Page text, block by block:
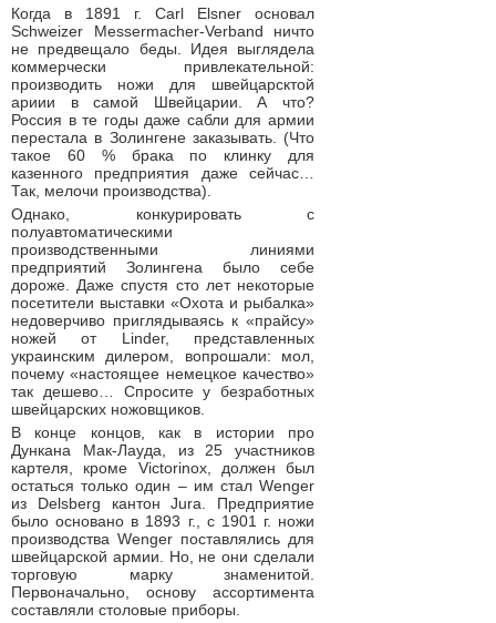
Когда в 1891 г. Carl Elsner основал
Schweizer Messermacher-Verband ничто
не предвещало беды. Идея выглядела
коммерчески привлекательной:
производить ножи для швейцарсктой
ариии в самой Швейцарии. А что?
Россия в те годы даже сабли для армии
перестала в Золингене заказывать. (Что
такое 60 % брака по клинку для
казенного предприятия даже сейчас…
Так, мелочи производства).
Однако, конкурировать с
полуавтоматическими
производственными линиями
предприятий Золингена было себе
дороже. Даже спустя сто лет некоторые
посетители выставки «Охота и рыбалка»
недоверчиво приглядываясь к «прайсу»
ножей от Linder, представленных
украинским дилером, вопрошали: мол,
почему «настоящее немецкое качество»
так дешево… Спросите у безработных
швейцарских ножовщиков.
В конце концов, как в истории про
Дункана Мак-Лауда, из 25 участников
картеля, кроме Victorinox, должен был
остаться только один – им стал Wenger
из Delsberg кантон Jura. Предприятие
было основано в 1893 г., с 1901 г. ножи
производства Wenger поставлялись для
швейцарской армии. Но, не они сделали
торговую марку знаменитой.
Первоначально, основу ассортимента
составляли столовые приборы.